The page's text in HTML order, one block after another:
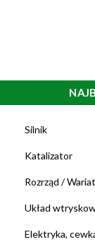
Silnik
Katalizator
Rozrząd /
Układ
Elektryka,